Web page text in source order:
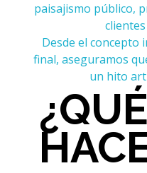
paisajismo público,
Desde el concepto
final, aseguramos
un hito
¿QUÉ